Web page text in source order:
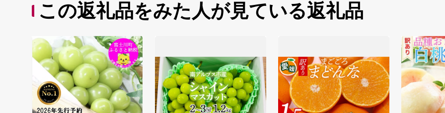
この返礼品をみた人が見ている返礼品